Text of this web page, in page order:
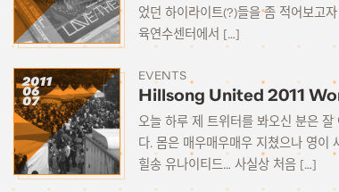
었던 하이라이트(?)들을 좀 적어보고
육연수센터에서 […]
2011
06
07
EVENTS
Hillsong United 2011
오늘 하루 제 트위터를 봐오신 분은
다. 몸은 매우매우매우 지쳤으나 영
힐송 유나이티드… 사실상 처음 […]